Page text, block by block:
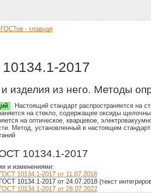
- главная
2017
изделия из него. Методы
Настоящий стандарт распространяется на
на стекло, содержащее оксиды
на оптическое, кварцевое,
Метод, установленный в настоящем
10134.1-2017
и изменениями:
10134.1-2017 от 11.07.2018
10134.1-2017 от 24.07.2018 (текст
10134.1-2017 от 28.07.2022